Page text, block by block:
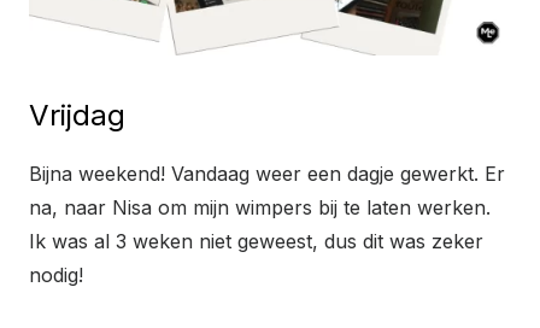
Vrijdag
Bijna weekend! Vandaag weer een dagje gewerkt. Er
na, naar Nisa om mijn wimpers bij te laten werken.
Ik was al 3 weken niet geweest, dus dit was zeker
nodig!